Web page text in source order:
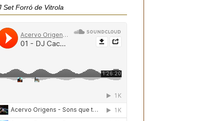
Set Forró de Vitrola